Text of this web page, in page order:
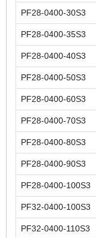
PF28-0400-30S3
PF28-0400-35S3
PF28-0400-40S3
PF28-0400-50S3
PF28-0400-60S3
PF28-0400-70S3
PF28-0400-80S3
PF28-0400-90S3
PF28-0400-100S3
PF32-0400-100S3
PF32-0400-110S3